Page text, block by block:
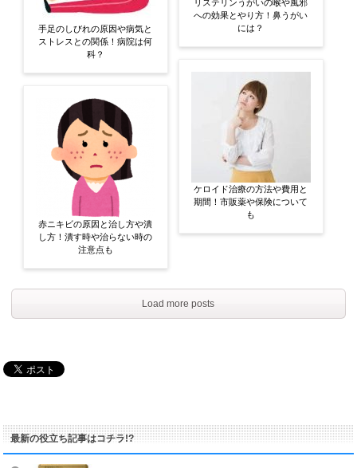
手足のしびれの原因や病気と
ストレスとの関係！病院は何
科？
赤ニキビの原因と治し方や潰
し方！潰す時や治らない時の
注意点も
リステリンうがいの喉や風邪
への効果とやり方！鼻うがい
には？
ケロイド治療の方法や費用と
期間！市販薬や保険について
も
Load more posts
最新の役立ち記事はコチラ!?